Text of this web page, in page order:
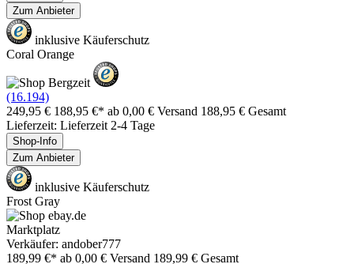
Zum Anbieter
inklusive Käuferschutz
Coral Orange
(16.194)
249,95 € 188,95 €* ab 0,00 € Versand 188,95 € Gesamt
Lieferzeit: Lieferzeit 2-4 Tage
Shop-Info
Zum Anbieter
inklusive Käuferschutz
Frost Gray
Marktplatz
Verkäufer: andober777
189,99 €* ab 0,00 € Versand 189,99 € Gesamt